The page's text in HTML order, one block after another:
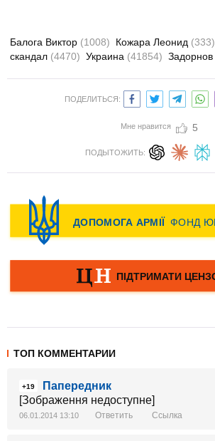
Балога Виктор (1008) Кожара Леонид (333)
скандал (4470) Украина (41854) Задорнов
ПОДЕЛИТЬСЯ:
Мне нравится 5
ПОДЫТОЖИТЬ:
ТОП КОММЕНТАРИИ
+19
Папередник
[Зображення недоступне]
06.01.2014 13:10 Ответить Ссылка